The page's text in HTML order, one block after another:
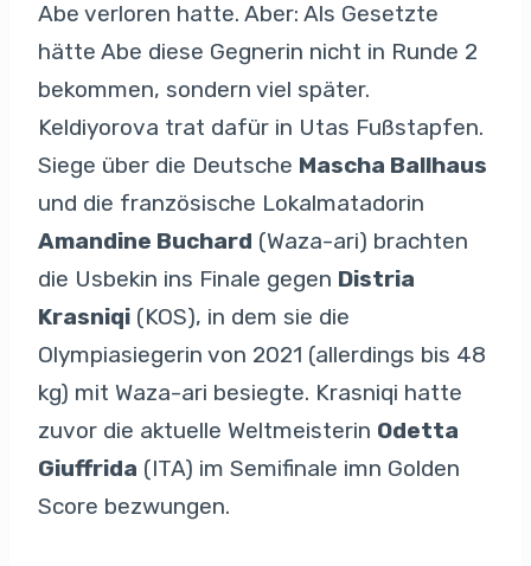
Abe verloren hatte. Aber: Als Gesetzte
hätte Abe diese Gegnerin nicht in Runde 2
bekommen, sondern viel später.
Keldiyorova trat dafür in Utas Fußstapfen.
Siege über die Deutsche Mascha Ballhaus
und die französische Lokalmatadorin
Amandine Buchard (Waza-ari) brachten
die Usbekin ins Finale gegen Distria
Krasniqi (KOS), in dem sie die
Olympiasiegerin von 2021 (allerdings bis 48
kg) mit Waza-ari besiegte. Krasniqi hatte
zuvor die aktuelle Weltmeisterin Odetta
Giuffrida (ITA) im Semifinale imn Golden
Score bezwungen.